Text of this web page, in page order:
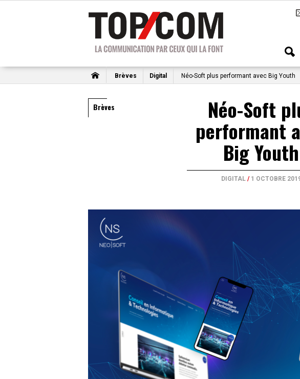
Brèves Digital Néo-Soft plus performant avec Big Youth
Brèves Néo-Soft
performant
Big Youth
DIGITAL/ 1 OCTOBRE